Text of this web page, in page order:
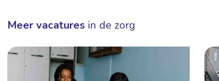
Meer vacatures in de zorg